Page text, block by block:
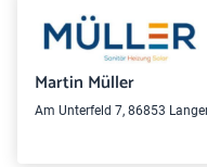
Martin Müller
Am Unterfeld 7, 86853